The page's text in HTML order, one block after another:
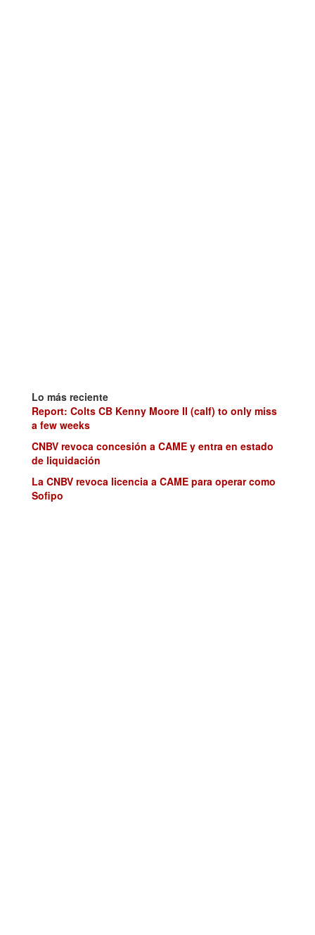
Lo más reciente
Report: Colts CB Kenny Moore II (calf) to only miss
a few weeks
CNBV revoca concesión a CAME y entra en estado
de liquidación
La CNBV revoca licencia a CAME para operar como
Sofipo